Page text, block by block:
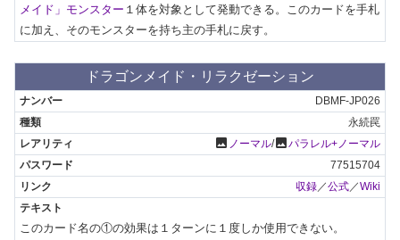
メイド」モンスター １体を対象として発動できる。このカードを手札
に加え、そのモンスターを持ち主の手札に戻す。
ドラゴンメイド・リラクゼーション
DBMF-JP026
永続罠
photo ノーマル/photoパラレル+ノーマル
77515704
収録 ／公式 ／Wiki
このカード名の①の効果は１ターンに１度しか使用できない。